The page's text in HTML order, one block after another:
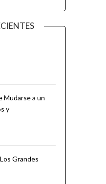
Mudarse a un
y
Grandes